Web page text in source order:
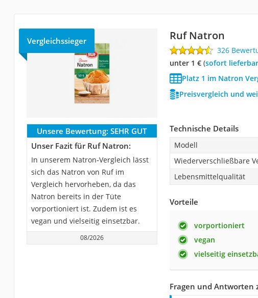
Vergleichssieger Ruf Natron
326
unter 1 €( Sofort lieferbar
Platz 1 im Natron
Preisvergleich und
Unsere Bewertung: SEHR GUT
Unser Fazit für Ruf Natron:
In unserem Natron-Vergleich lässt
sich das Natron von Ruf im
Vergleich hervorheben, da das
Natron bereits in der Tüte
vorportioniert ist. Zudem ist es
vegan und vielseitig einsetzbar.
08/2026
Technische Details
Modell
Wiederverschließbare
Lebensmittelqualität
Vorteile
vorportioniert
vegan
vielseitig
Fragen und Antworten